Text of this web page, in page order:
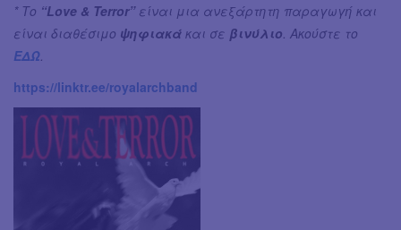
* Το “Love & Terror”είναι μια ανεξάρτητη παραγωγή και
είναι διαθέσιμο ψηφιακά και σε βινύλιο . Ακούστε το
ΕΔΩ
https://linktr.ee/royalarchband